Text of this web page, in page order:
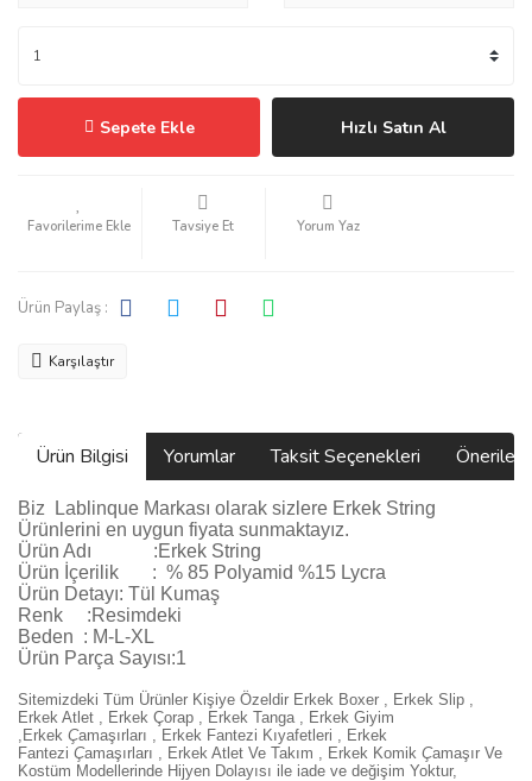
Sepete Ekle Hızlı Satın Al
Tavsiye Et Yorum Yaz
Ürün Paylaş :
Karşılaştır
Ürün Bilgisi Yorumlar Taksit Seçenekleri
Biz Lablinque Markası olarak sizlere Erkek String
Ürünlerini en uygun fiyata sunmaktayız.
Ürün Adı :Erkek String
Ürün İçerilik : % 85 Polyamid %15 Lycra
Ürün Detayı: Tül Kumaş
Renk :Resimdeki
Beden : M-L-XL
Ürün Parça Sayısı:1
Sitemizdeki Tüm Ürünler Kişiye Özeldir Erkek Boxer , Erkek Slip ,
Erkek Atlet , Erkek Çorap , Erkek Tanga , Erkek Giyim
, Erkek Çamaşırları , Erkek Fantezi Kıyafetleri , Erkek
Fantezi Çamaşırları , Erkek Atlet Ve Takım , Erkek Komik Çamaşır Ve
Kostüm Modellerinde Hijyen Dolayısı ile iade ve değişim Yoktur,